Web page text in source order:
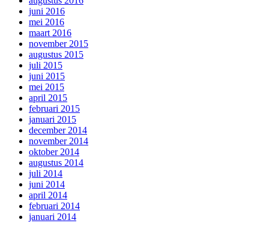
juni 2016
mei 2016
maart 2016
november 2015
augustus 2015
juli 2015
juni 2015
mei 2015
april 2015
februari 2015
januari 2015
december 2014
november 2014
oktober 2014
augustus 2014
juli 2014
juni 2014
april 2014
februari 2014
januari 2014